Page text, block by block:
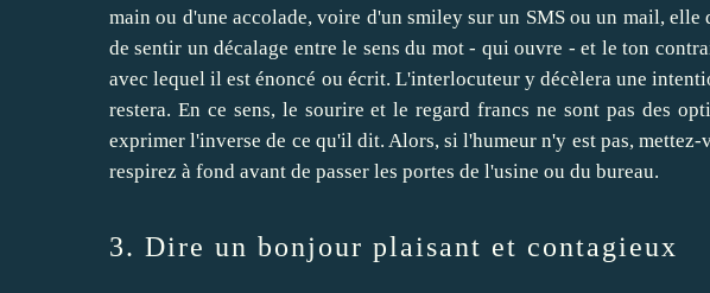
main ou d'une accolade, voire d'un smiley sur un SMS ou un mail,
de sentir un décalage entre le sens du mot - qui ouvre - et le ton
avec lequel il est énoncé ou écrit. L'interlocuteur y décèlera une
restera. En ce sens, le sourire et le regard francs ne sont pas des
exprimer l'inverse de ce qu'il dit. Alors, si l'humeur n'y est pas,
respirez à fond avant de passer les portes de l'usine ou du bureau.
3. Dire un bonjour plaisant et contagieux